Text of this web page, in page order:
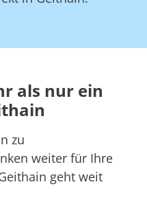
als nur ein
zu
weiter für Ihre
geht weit